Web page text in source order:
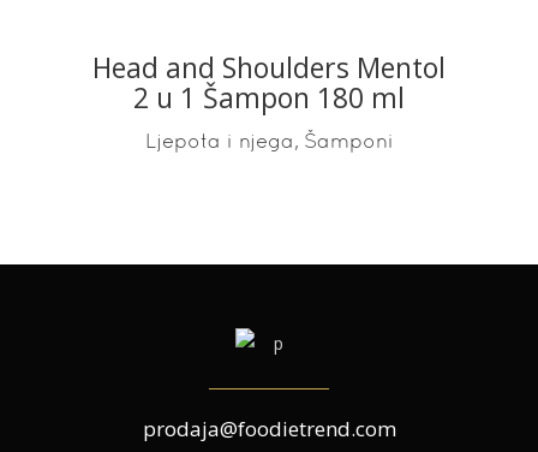
READ MORE
Head and Shoulders Mentol
2 u 1 Šampon 180 ml
Ljepota i njega, Šamponi
prodaja@foodietrend.com